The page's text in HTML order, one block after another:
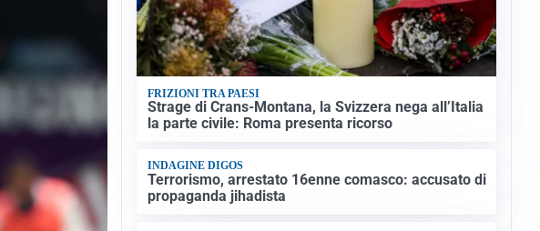
FRIZIONI TRA PAESI
Strage di Crans-Montana, la Svizzera nega all’Italia
la parte civile: Roma presenta ricorso
INDAGINE DIGOS
Terrorismo, arrestato 16enne comasco: accusato di
propaganda jihadista